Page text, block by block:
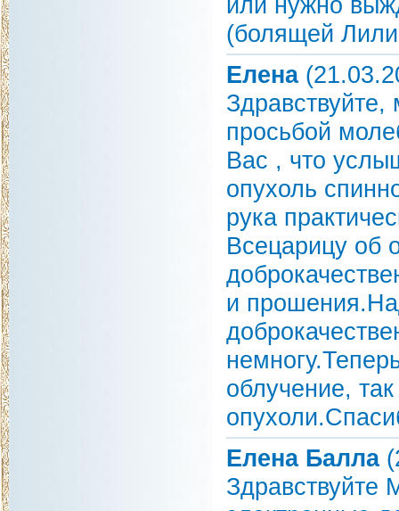
(болящей
Елена
просьбой
Вас , что
опухоль
рука
Всецарицу об
и
облучение,
Елена Балла